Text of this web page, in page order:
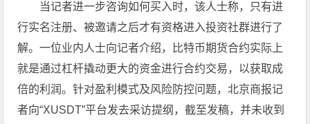
当记者进一步咨询如何买入时，该人士称，只有进
行实名注册、被邀请之后才有资格进入投资社群进行了
解。一位业内人士向记者介绍，比特币期货合约实际上
就是通过杠杆撬动更大的资金进行合约交易，以获取成
倍的利润。针对盈利模式及风险防控问题，北京商报记
者向“XUSDT”平台发去采访提纲，截至发稿，并未收到